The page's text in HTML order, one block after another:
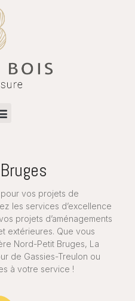
vos projets de
les services d’excellence
projets d’aménagements
extérieures. Que vous
Nord-Petit Bruges, La
de Gassies-Treulon ou
à votre service !